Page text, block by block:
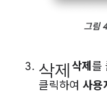
그림 4
삭제 삭제 를
클릭하여 사용